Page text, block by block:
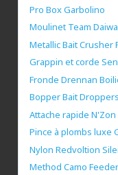
Pro Box Garbolino
Moulinet Team
Metallic Bait Crusher
Grappin et corde
Fronde Drennan
Bopper Bait
Attache rapide N'Zon
Pince à plombs luxe
Nylon Redvoltion
Method Camo